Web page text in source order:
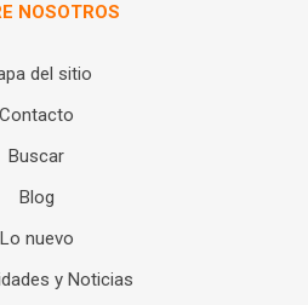
NOSOTROS
del sitio
Contacto
Buscar
Blog
Lo nuevo
y Noticias